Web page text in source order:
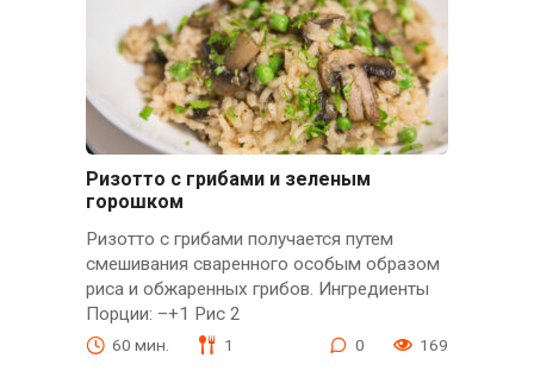
Ризотто с грибами и зеленым
горошком
Ризотто с грибами получается путем
смешивания сваренного особым образом
риса и обжаренных грибов. Ингредиенты
Порции: –+1 Рис 2
60 мин. 1 0 169